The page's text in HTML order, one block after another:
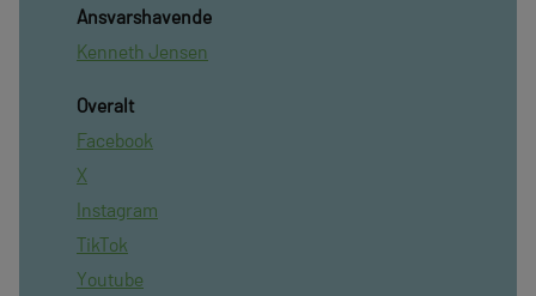
Ansvarshavende
Kenneth Jensen
Overalt
Facebook
X
Instagram
TikTok
Youtube